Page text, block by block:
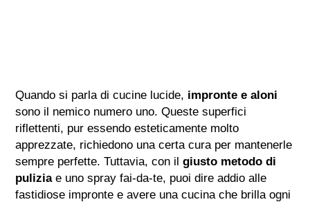
Quando si parla di cucine lucide, impronte e aloni
sono il nemico numero uno. Queste superfici
riflettenti, pur essendo esteticamente molto
apprezzate, richiedono una certa cura per mantenerle
sempre perfette. Tuttavia, con ilgiusto metodo di
puliziae uno spray fai-da-te, puoi dire addio alle
fastidiose impronte e avere una cucina che brilla ogni